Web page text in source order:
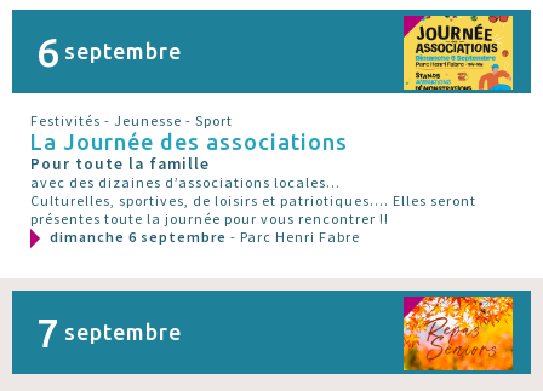
6 septembre
Festivités - Jeunesse - Sport
La Journée des associations
Pour toute la famille
avec des dizaines d’associations locales...
Culturelles, sportives, de loisirs et patriotiques.... Elles seront
présentes toute la journée pour vous rencontrer !!
dimanche 6 septembre - Parc Henri Fabre
7 septembre